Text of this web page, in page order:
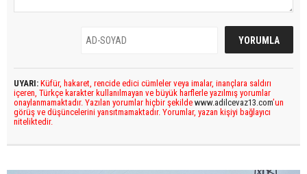
UYARI: Küfür, hakaret, rencide edici cümleler veya imalar, inançlara saldırı
içeren, Türkçe karakter kullanılmayan ve büyük harflerle yazılmış yorumlar
onaylanmamaktadır. Yazılan yorumlar hiçbir şekilde www.adilcevaz13.com’un
görüş ve düşüncelerini yansıtmamaktadır. Yorumlar, yazan kişiyi bağlayıcı
niteliktedir.